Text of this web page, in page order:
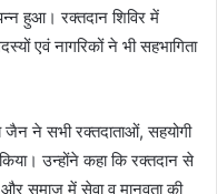
हुआ। रक्तदान शिविर में
एवं नागरिकों ने भी सहभागिता
ने सभी रक्तदाताओं, सहयोगी
उन्होंने कहा कि रक्तदान से
समाज में सेवा व मानवता की